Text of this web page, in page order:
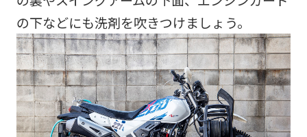
の下などにも洗剤を吹きつけましょう。